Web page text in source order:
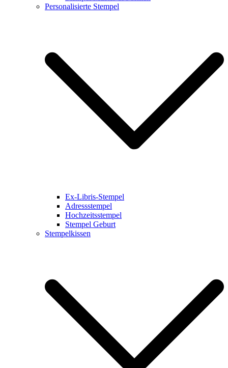
Personalisierte Stempel
Ex-Libris-Stempel
Adressstempel
Hochzeitsstempel
Stempel Geburt
Stempelkissen